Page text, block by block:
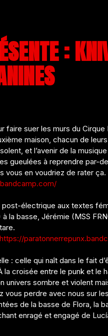
:
suer les murs du
maison, chacun de
et l’avenir de la
gueulées à reprendre par-
vous en voudriez de rater ça.
électrique aux textes
la basse, Jérémie (MSS
https://
: celle qui naît dans le fait
croisée entre le punk et le
sombre et violent
perdre avec nous sur
de la basse de Flora, la
enragé et engagé de